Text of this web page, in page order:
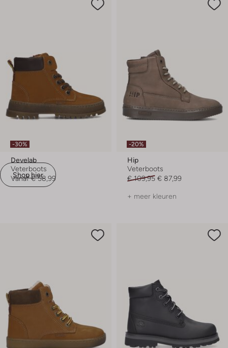
Shop hier
-30%
Develab
Veterboots
Vanaf € 58,99
-20%
Hip
Veterboots
€ 109,95 € 87,99
+ meer kleuren